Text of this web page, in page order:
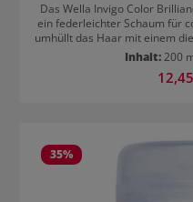
Das Wella Invigo Color
ein federleichter Schaum für
umhüllt das Haar mit einem
und sorgt dafür, dass die
Leuchtkraft hält. Der Schaum
schwereloses Haargefühl. Angereichtert mit Vitamin E schützt die
farbschützenden Wirkung
weiteren Produkten aus der
perfekte Zusammenwirken
Inhalt:200
35%